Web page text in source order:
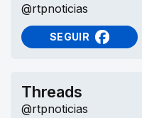
@rtpnoticias
SEGUIR
NO FACEBOOK
Threads
@rtpnoticias